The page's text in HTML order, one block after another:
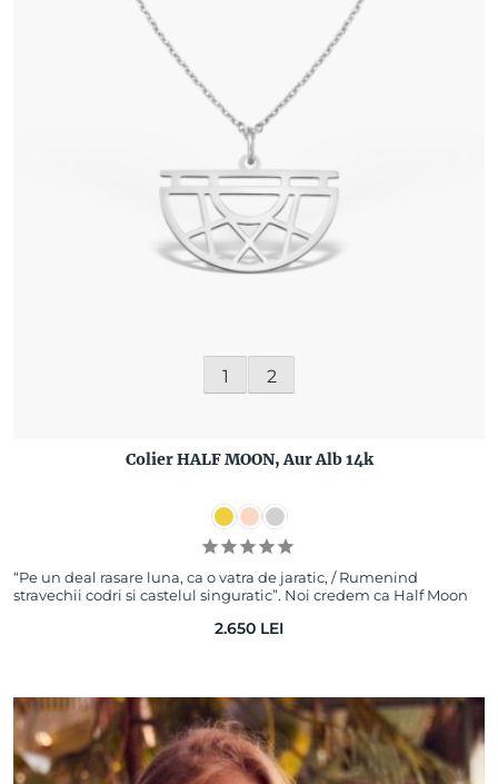
1 2
Colier HALF MOON, Aur Alb 14k
“Pe un deal rasare luna, ca o vatra de jaratic, / Rumenind
stravechii codri si castelul singuratic”. Noi credem ca Half Moon
2.650 LEI